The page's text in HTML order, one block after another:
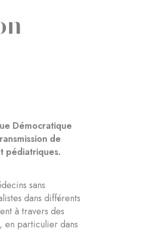
Démocratique
de
pédiatriques.
sans
dans différents
à travers des
en particulier dans